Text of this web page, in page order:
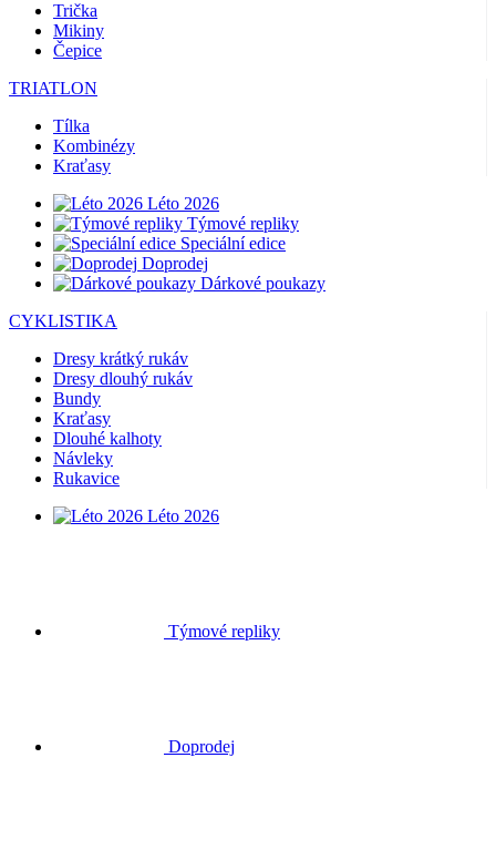
Trička
Mikiny
Čepice
TRIATLON
Tílka
Kombinézy
Kraťasy
Léto 2026
Týmové repliky
Speciální edice
Doprodej
Dárkové poukazy
CYKLISTIKA
Dresy krátký rukáv
Dresy dlouhý rukáv
Bundy
Kraťasy
Dlouhé kalhoty
Návleky
Rukavice
Léto 2026